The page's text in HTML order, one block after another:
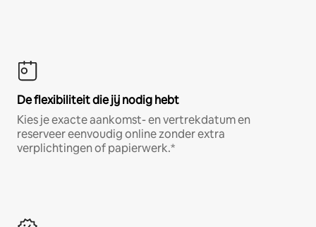
De flexibiliteit die jij nodig hebt
Kies je exacte aankomst- en vertrekdatum en
reserveer eenvoudig online zonder extra
verplichtingen of papierwerk.*